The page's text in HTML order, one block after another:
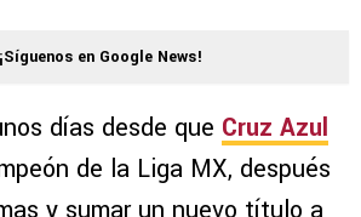
¡Síguenos en Google News!
días desde que Cruz Azul
de la Liga MX, después